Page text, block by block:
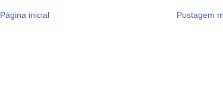
Postagem
Página inicial